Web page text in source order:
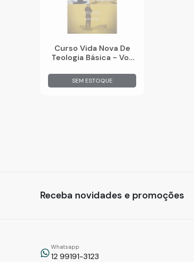
Curso Vida Nova De
Teologia Básica - Vol.
SEM ESTOQUE
Receba novidades e promoções
Whatsapp
12 99191-3123